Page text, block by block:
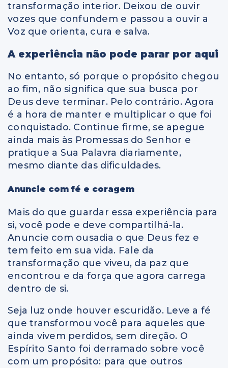
transformação interior. Deixou de ouvir
vozes que confundem e passou a ouvir a
Voz que orienta, cura e salva.
A experiência não pode parar por aqui
No entanto, só porque o propósito chegou
ao fim, não significa que sua busca por
Deus deve terminar. Pelo contrário. Agora
é a hora de manter e multiplicar o que foi
conquistado. Continue firme, se apegue
ainda mais às Promessas do Senhor e
pratique a Sua Palavra diariamente,
mesmo diante das dificuldades.
Anuncie com fé e coragem
Mais do que guardar essa experiência para
si, você pode e deve compartilhá-la.
Anuncie com ousadia o que Deus fez e
tem feito em sua vida. Fale da
transformação que viveu, da paz que
encontrou e da força que agora carrega
dentro de si.
Seja luz onde houver escuridão. Leve a fé
que transformou você para aqueles que
ainda vivem perdidos, sem direção. O
Espírito Santo foi derramado sobre você
com um propósito: para que outros